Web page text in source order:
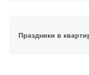
Праздники в